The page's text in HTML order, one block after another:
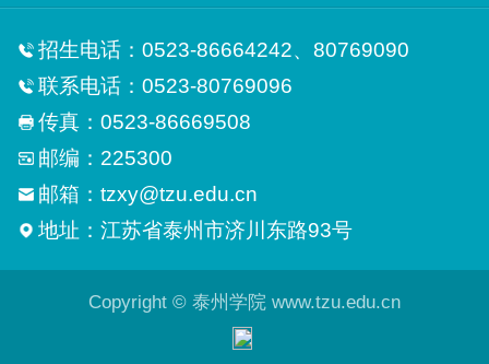
招生电话：0523-86664242、80769090
联系电话：0523-80769096
传真：0523-86669508
邮编：225300
邮箱：tzxy@tzu.edu.cn
地址：江苏省泰州市济川东路93号
Copyright © 泰州学院 www.tzu.edu.cn